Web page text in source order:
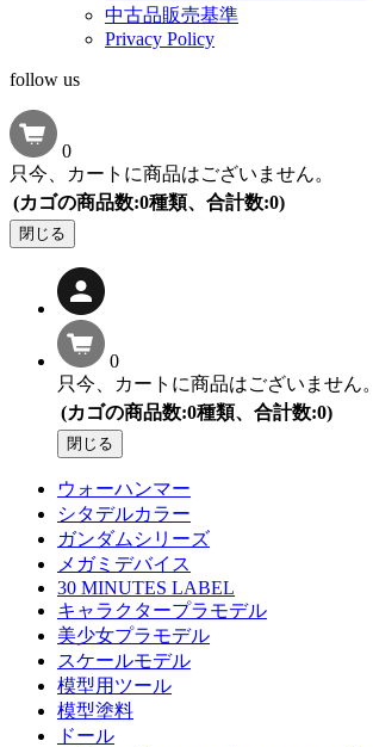
中古品販売基準
Privacy Policy
follow us
0
只今、カートに商品はございません。
(カゴの商品数:0種類、合計数:0)
閉じる
0
只今、カートに商品はございません。
(カゴの商品数:0種類、合計数:0)
閉じる
ウォーハンマー
シタデルカラー
ガンダムシリーズ
メガミデバイス
30 MINUTES LABEL
キャラクタープラモデル
美少女プラモデル
スケールモデル
模型用ツール
模型塗料
ドール